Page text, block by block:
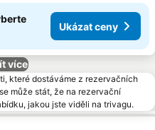
Ukázat ceny
více
které dostáváme z rezervačních
může stát, že na rezervační
jakou jste viděli na trivagu.